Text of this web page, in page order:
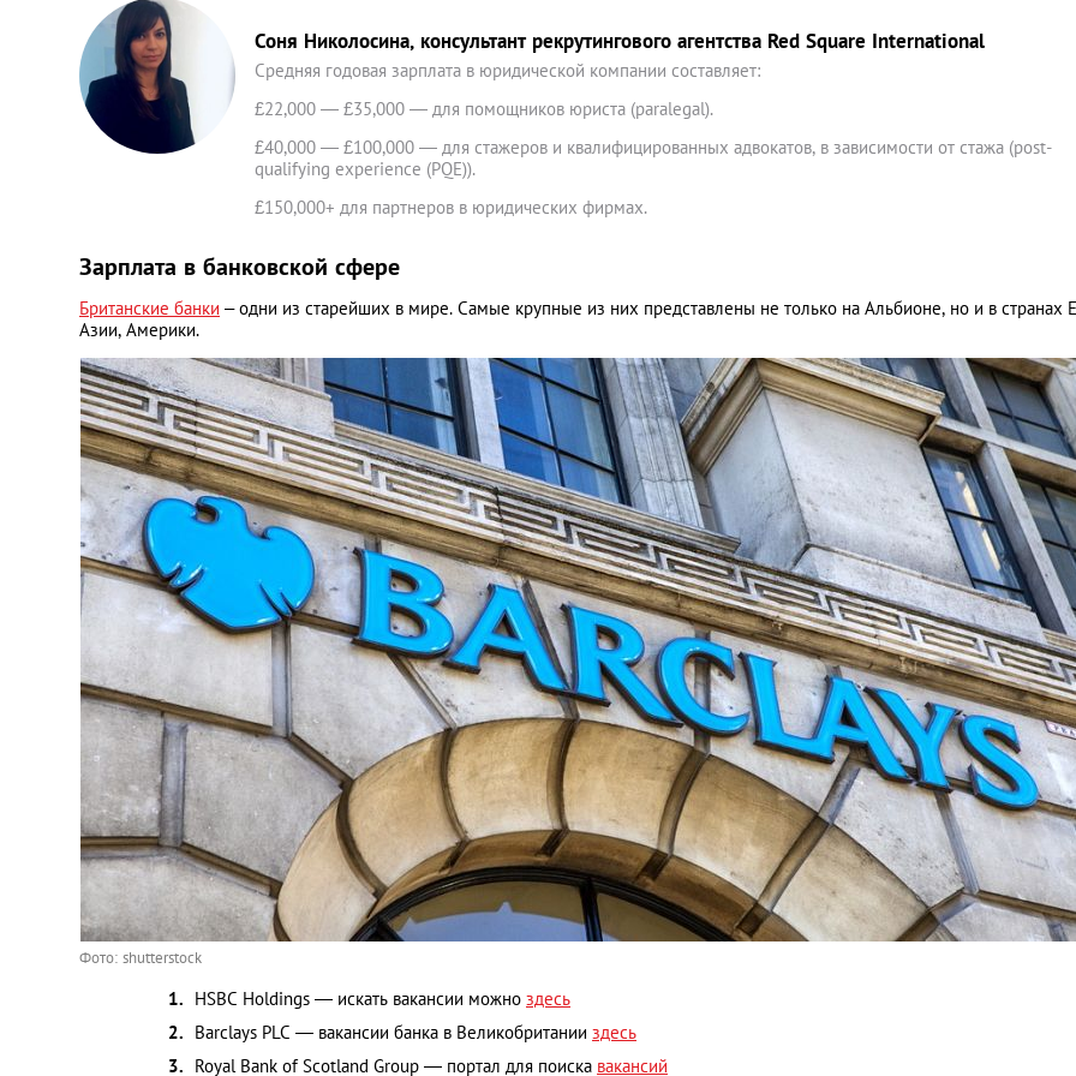
Соня Николосина, консультант рекрутингового агентства Red Square International
Средняя годовая зарплата в юридической компании составляет:
£22,000 — £35,000 — для помощников юриста (paralegal).
£40,000 — £100,000 — для стажеров и квалифицированных адвокатов, в зависимости от стажа (post-
qualifying experience (PQE)).
£150,000+ для партнеров в юридических фирмах.
Зарплата в банковской сфере
Британские банки – одни из старейших в мире. Самые крупные из них представлены не только на Альбионе, но и в странах
Азии, Америки.
Фото: shutterstock
HSBC Holdings — искать вакансии можно здесь
Barclays PLC — вакансии банка в Великобритании здесь
Royal Bank of Scotland Group — портал для поиска вакансий